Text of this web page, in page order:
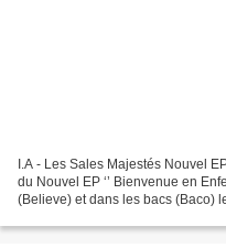
I.A - Les Sales Majestés Nouvel
du Nouvel EP ‘’ Bienvenue en
(Believe) et dans les bacs (Baco)